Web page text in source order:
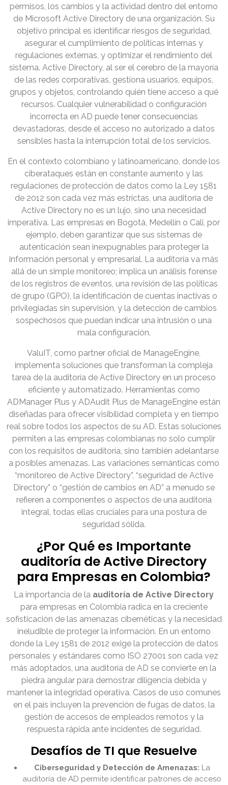
permisos, los cambios y la actividad dentro del entorno
de Microsoft Active Directory de una organización. Su
objetivo principal es identificar riesgos de seguridad,
asegurar el cumplimiento de políticas internas y
regulaciones externas, y optimizar el rendimiento del
sistema. Active Directory, al ser el cerebro de la mayoría
de las redes corporativas, gestiona usuarios, equipos,
grupos y objetos, controlando quién tiene acceso a qué
recursos. Cualquier vulnerabilidad o configuración
incorrecta en AD puede tener consecuencias
devastadoras, desde el acceso no autorizado a datos
sensibles hasta la interrupción total de los servicios.
En el contexto colombiano y latinoamericano, donde los
ciberataques están en constante aumento y las
regulaciones de protección de datos como la Ley 1581
de 2012 son cada vez más estrictas, una auditoría de
Active Directory no es un lujo, sino una necesidad
imperativa. Las empresas en Bogotá, Medellín o Cali, por
ejemplo, deben garantizar que sus sistemas de
autenticación sean inexpugnables para proteger la
información personal y empresarial. La auditoría va más
allá de un simple monitoreo; implica un análisis forense
de los registros de eventos, una revisión de las políticas
de grupo (GPO), la identificación de cuentas inactivas o
privilegiadas sin supervisión, y la detección de cambios
sospechosos que puedan indicar una intrusión o una
mala configuración.
ValuIT, como partner oficial de ManageEngine,
implementa soluciones que transforman la compleja
tarea de la auditoría de Active Directory en un proceso
eficiente y automatizado. Herramientas como
ADManager Plus y ADAudit Plus de ManageEngine están
diseñadas para ofrecer visibilidad completa y en tiempo
real sobre todos los aspectos de su AD. Estas soluciones
permiten a las empresas colombianas no solo cumplir
con los requisitos de auditoría, sino también adelantarse
a posibles amenazas. Las variaciones semánticas como
“monitoreo de Active Directory”, “seguridad de Active
Directory” o “gestión de cambios en AD” a menudo se
refieren a componentes o aspectos de una auditoría
integral, todas ellas cruciales para una postura de
seguridad sólida.
¿Por Qué es Importante
auditoría de Active Directory
para Empresas en Colombia?
La importancia de la auditoría de Active Directory
para empresas en Colombia radica en la creciente
sofisticación de las amenazas cibernéticas y la necesidad
ineludible de proteger la información. En un entorno
donde la Ley 1581 de 2012 exige la protección de datos
personales y estándares como ISO 27001 son cada vez
más adoptados, una auditoría de AD se convierte en la
piedra angular para demostrar diligencia debida y
mantener la integridad operativa. Casos de uso comunes
en el país incluyen la prevención de fugas de datos, la
gestión de accesos de empleados remotos y la
respuesta rápida ante incidentes de seguridad.
Desafíos de TI que Resuelve
Ciberseguridad y Detección de Amenazas: La
auditoría de AD permite identificar patrones de acceso